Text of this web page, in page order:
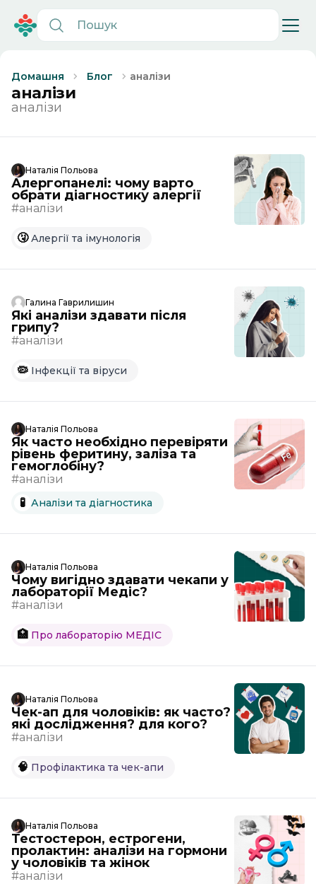
Домашня Блог аналізи
аналізи
аналізи
Наталія Польова
Алергопанелі: чому варто
обрати діагностику алергії
#аналізи
🤧 Алергії та імунологія
Галина Гаврилишин
Які аналізи здавати після
грипу?
#аналізи
🦠 Інфекції та віруси
Наталія Польова
Як часто необхідно перевіряти
рівень феритину, заліза та
гемоглобіну?
#аналізи
🧪 Аналізи та діагностика
Наталія Польова
Чому вигідно здавати чекапи у
лабораторії Медіс?
#аналізи
🏥 Про лабораторію МЕДІС
Наталія Польова
Чек-ап для чоловіків: як часто?
які дослідження? для кого?
#аналізи
🧠 Профілактика та чек-апи
Наталія Польова
Тестостерон, естрогени,
пролактин: аналізи на гормони
у чоловіків та жінок
#аналізи